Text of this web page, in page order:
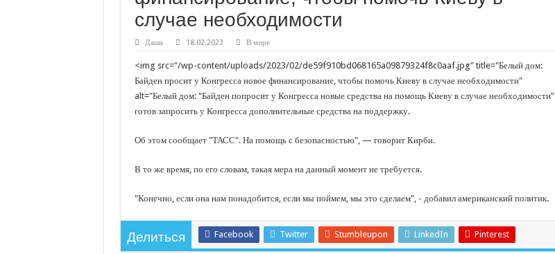
С нового учебного года в 35 школах Кубани запустят проект «Предпринимательские классы 2.0»
В Краснодарском крае с начала года капитально отремонтировали 209 многоквартирных домов
Важные правила обращения в вашу страховую компанию
В городах и районах Кубани отметили День России
Стартовал прием заявок на 20-й юбилейный молодежный форум «Регион 93»
случае необходимости
Даша 18.02.2023 В мире
<img src="/wp-content/uploads/2023/02/de59f910bd068165a09879324f8c0aaf.jpg" title="Белый дом:
Байден просит у Конгресса новое финансирование, чтобы помочь Киеву в случае необходимости"
alt="Белый дом: "Байден попросит у Конгресса новые средства на помощь Киеву в случае необходимости"
готов запросить у Конгресса дополнительные средства на поддержку.
Об этом сообщает "ТАСС". На помощь с безопасностью", — говорит Кирби.
В то же время, по его словам, такая мера на данный момент не требуется.
"Конечно, если она нам понадобится, если мы поймем, мы это сделаем", - добавил американский политик.
Делиться Facebook Twitter Stumbleupon LinkedIn Pinterest